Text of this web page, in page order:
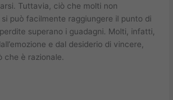
Tuttavia, ciò che molti non
può facilmente raggiungere il punto di
superano i guadagni. Molti, infatti,
e dal desiderio di vincere,
che è razionale.